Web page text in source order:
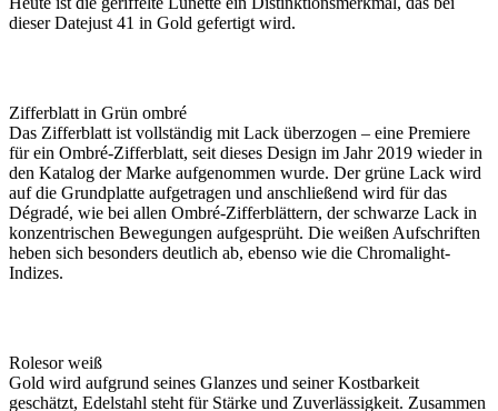
dieser Datejust 41 in Gold gefertigt wird.
Zifferblatt in Grün ombré
Das Zifferblatt ist vollständig mit Lack überzogen – eine Premiere
für ein Ombré-Zifferblatt, seit dieses Design im Jahr 2019 wieder in
den Katalog der Marke aufgenommen wurde. Der grüne Lack wird
auf die Grundplatte aufgetragen und anschließend wird für das
Dégradé, wie bei allen Ombré-Zifferblättern, der schwarze Lack in
konzentrischen Bewegungen aufgesprüht. Die weißen Aufschriften
heben sich besonders deutlich ab, ebenso wie die Chromalight-
Indizes.
Rolesor weiß
Gold wird aufgrund seines Glanzes und seiner Kostbarkeit
geschätzt, Edelstahl steht für Stärke und Zuverlässigkeit. Zusammen